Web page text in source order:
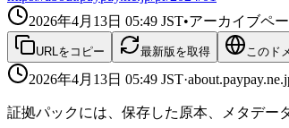
2026年4月13日 05:49 JST•アーカイブペ
URLをコピー 最新版を取得 このド
2026年4月13日 05:49 JST·
証拠パックには、保存した原本、メタデー